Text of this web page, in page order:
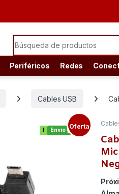
Search for:
Periféricos Redes
Cables USB
Envío gratis
Oferta